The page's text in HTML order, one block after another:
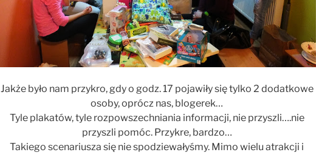
Jakże było nam przykro, gdy o godz. 17 pojawiły się tylko 2 dodatkowe
osoby, oprócz nas, blogerek…
Tyle plakatów, tyle rozpowszechniania informacji, nie przyszli….nie
przyszli pomóc. Przykre, bardzo…
Takiego scenariusza się nie spodziewałyśmy. Mimo wielu atrakcji i